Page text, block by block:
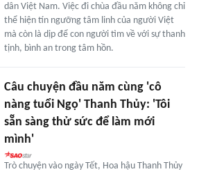
dân Việt Nam. Việc đi chùa đầu năm không chỉ
thể hiện tín ngưỡng tâm linh của người Việt
mà còn là dịp để con người tìm về với sự thanh
tịnh, bình an trong tâm hồn.
Câu chuyện đầu năm cùng 'cô
nàng tuổi Ngọ' Thanh Thủy: 'Tôi
sẵn sàng thử sức để làm mới
mình'
Trò chuyện vào ngày Tết, Hoa hậu Thanh Thủy